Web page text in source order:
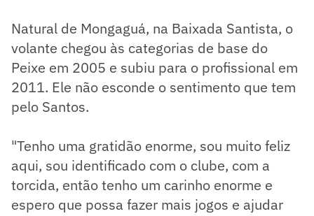
Natural de Mongaguá, na Baixada Santista, o
volante chegou às categorias de base do
Peixe em 2005 e subiu para o profissional em
2011. Ele não esconde o sentimento que tem
pelo Santos.
"Tenho uma gratidão enorme, sou muito feliz
aqui, sou identificado com o clube, com a
torcida, então tenho um carinho enorme e
espero que possa fazer mais jogos e ajudar